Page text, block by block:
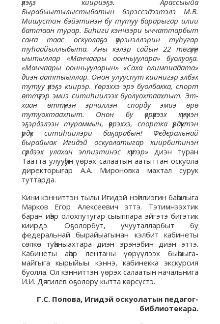
үлэҕэ киириэҕэ. Арассыыйа
Бырабыытылыстыбатын бэрэссэдээтэлэ М.В.
Мишустин бэйэтинэн бу тутуу барарыгар илии
баттаан турар. Биһиги кэнчээри ыччаттарбыт
саҥа таас оскуолаҕа үөрэнэллэрин туһугар
туһаайыллыбыта. Аны кэлэр сайын 22 төгүлүн
ыытыллар «Манчаары оонньуулара» буолуоҕа.
«Манчаары оонньууларын» «Саха олимпиадата»
диэн ааттыыллар. Онон улууспут киинигэр элбэх
тутуу үлэҕэ киирэр. Үөрэххэ эрэ буолбакка, спорт
өттүгэр эмиэ ситиһиилээх буолуохтаахпыт. Эт-
хаан өттүнэн эрчиллэн спорду эмиэ өрө
тутуохтаахпыт. Онон бу үөрүүлээх күнүнэн
эҕэрдэлээн тураммын, үөрэххэ, спортка үрдүктэн
үрдүк ситиһиилэри баҕарабын! Федеральнай
бырайыак Игидэй оскуолатыгар киирбитинэн
сүрдээх улахан эппиэтинэс күүтэр»диэн туран
Таатта улууһун үөрэх салаатын аатыттан оскуола
директорыгар А.А. Мироновка махтал сурук
туттарда.
Кини кэнниттэн тылы Игидэй нэһилиэгин баһылыга
Марков Егор Алексеевич эттэ. Тэтимнээхтик
баран иһэр олохпутугар сыыппара эйгэтэ бигэтик
киирдэ. Оҕолорбут, учууталларбыт бу
федеральнай бырайыагынан кэлбит кабинеты
сөпкө туһаныахтара диэн эрэнэбин диэн эттэ.
Кабинеты аһар лентаны үөрүүлээх быһыыга-
майгыга кырыйыы кэннэ, кабинекка экскурсия
буолла. Ол кэнниттэн үөрэх салаатын начальнига
И.И. Дягилев оҕолору кытта көрсүстэ.
Г.С. Попова, Игидэй оскуолатын педагог-
библиотекара.